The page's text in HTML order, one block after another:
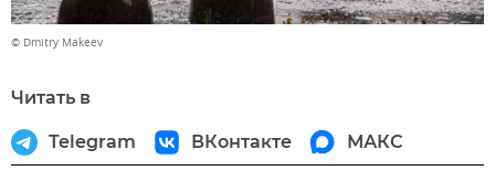
© Dmitry Makeev
Читать в
Telegram ВКонтакте МАКС